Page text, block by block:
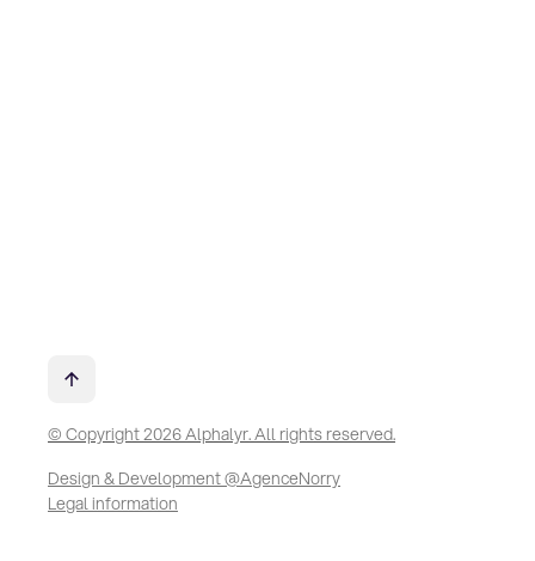
© Copyright 2026 Alphalyr. All rights reserved.
Design & Development @AgenceNorry
Legal information